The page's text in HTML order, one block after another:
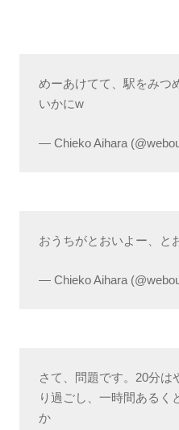
めーあけてて、駅をみつ
いかにw
— Chieko Aihara
おうちがとおいよー、と
— Chieko Aihara
さて、問題です。20分は
り過ごし、一時間あるく
か